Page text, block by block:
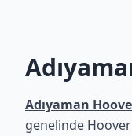
Adıyaman
genelinde